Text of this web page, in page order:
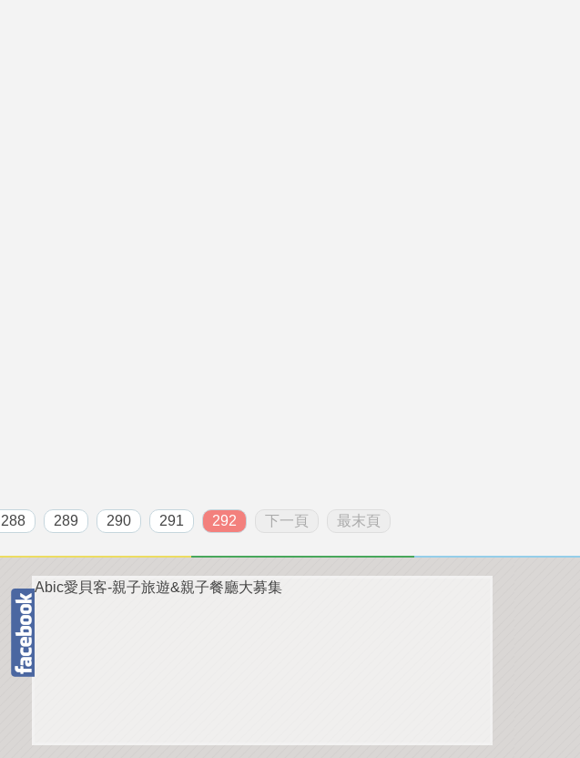
288 289 290 291 292 下一頁 最末頁
Abic愛貝客-親子旅遊&親子餐廳大募集